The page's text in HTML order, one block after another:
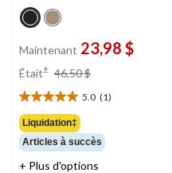
Maintenant 23,98 $
Était± 46,50 $
46,50 $
5.0 (1)
5.0
étoile(s)
sur
5.
1
Liquidation‡
Articles à succès
+ Plus d'options